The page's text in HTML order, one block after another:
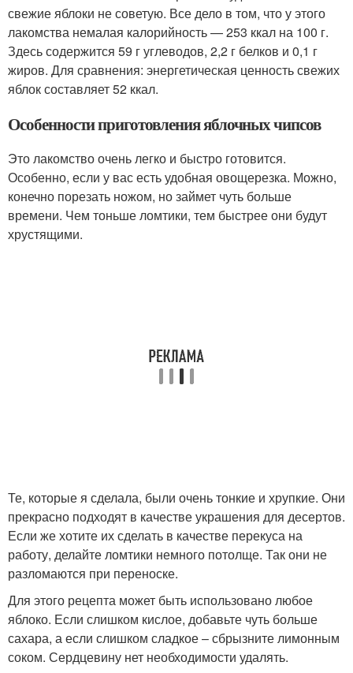
свежие яблоки не советую. Все дело в том, что у этого
лакомства немалая калорийность — 253 ккал на 100 г.
Здесь содержится 59 г углеводов, 2,2 г белков и 0,1 г
жиров. Для сравнения: энергетическая ценность свежих
яблок составляет 52 ккал.
Особенности приготовления яблочных чипсов
Это лакомство очень легко и быстро готовится.
Особенно, если у вас есть удобная овощерезка. Можно,
конечно порезать ножом, но займет чуть больше
времени. Чем тоньше ломтики, тем быстрее они будут
хрустящими.
Те, которые я сделала, были очень тонкие и хрупкие. Они
прекрасно подходят в качестве украшения для десертов.
Если же хотите их сделать в качестве перекуса на
работу, делайте ломтики немного потолще. Так они не
разломаются при переноске.
Для этого рецепта может быть использовано любое
яблоко. Если слишком кислое, добавьте чуть больше
сахара, а если слишком сладкое – сбрызните лимонным
соком. Сердцевину нет необходимости удалять.